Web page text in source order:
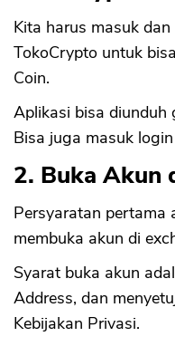
Kita harus masuk
TokoCrypto untuk
Coin.
Aplikasi bisa diunduh
Bisa juga masuk
2. Buka Akun
Persyaratan pertama
membuka akun di
Syarat buka akun
Address, dan
Kebijakan Privasi.